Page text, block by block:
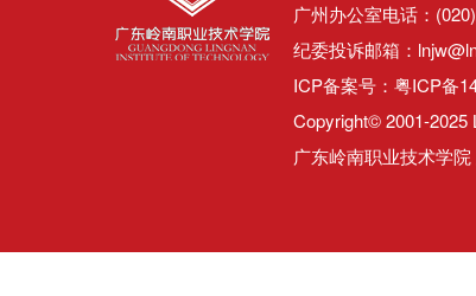
广州办公室电话：
纪委投诉邮箱：
ICP备案号： 粤ICP备
Copyright© 2001-2025
广东岭南职业技术学